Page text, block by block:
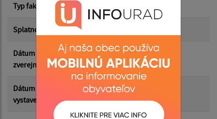
Filtrovať Reset
Typ faktúry dodávateľská
Splatnosť 29.05.2026
Dátum
zverejnenia
12.06.2026
Dátum
vystavenia
30.04.2026